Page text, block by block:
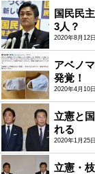
国民民
3人？
2020年8月12日
アベノ
発覚！
2020年4月10日
立憲と
れる
2020年1月25日
立憲・